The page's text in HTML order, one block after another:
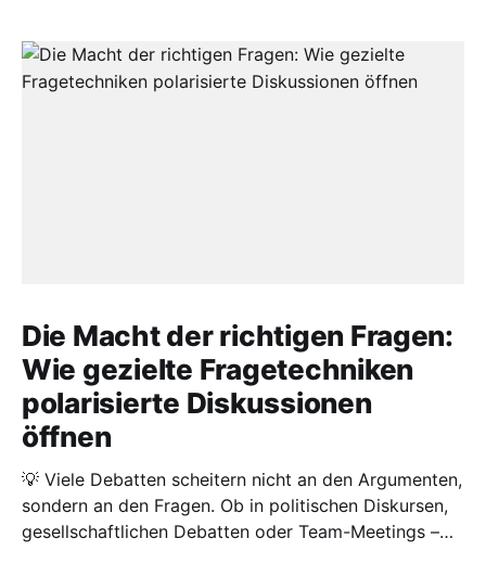
Die Macht der richtigen Fragen:
Wie gezielte Fragetechniken
polarisierte Diskussionen
öffnen
💡 Viele Debatten scheitern nicht an den Argumenten,
sondern an den Fragen. Ob in politischen Diskursen,
gesellschaftlichen Debatten oder Team-Meetings –